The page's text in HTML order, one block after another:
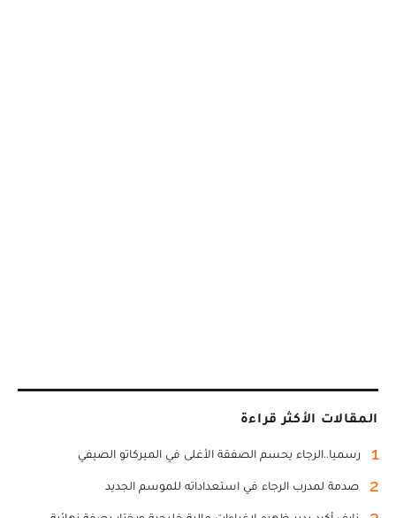
المقالات الأكثر قراءة
1 رسميا..الرجاء يحسم الصفقة الأغلى في الميركاتو الصيفي
2 صدمة لمدرب الرجاء في استعداداته للموسم الجديد